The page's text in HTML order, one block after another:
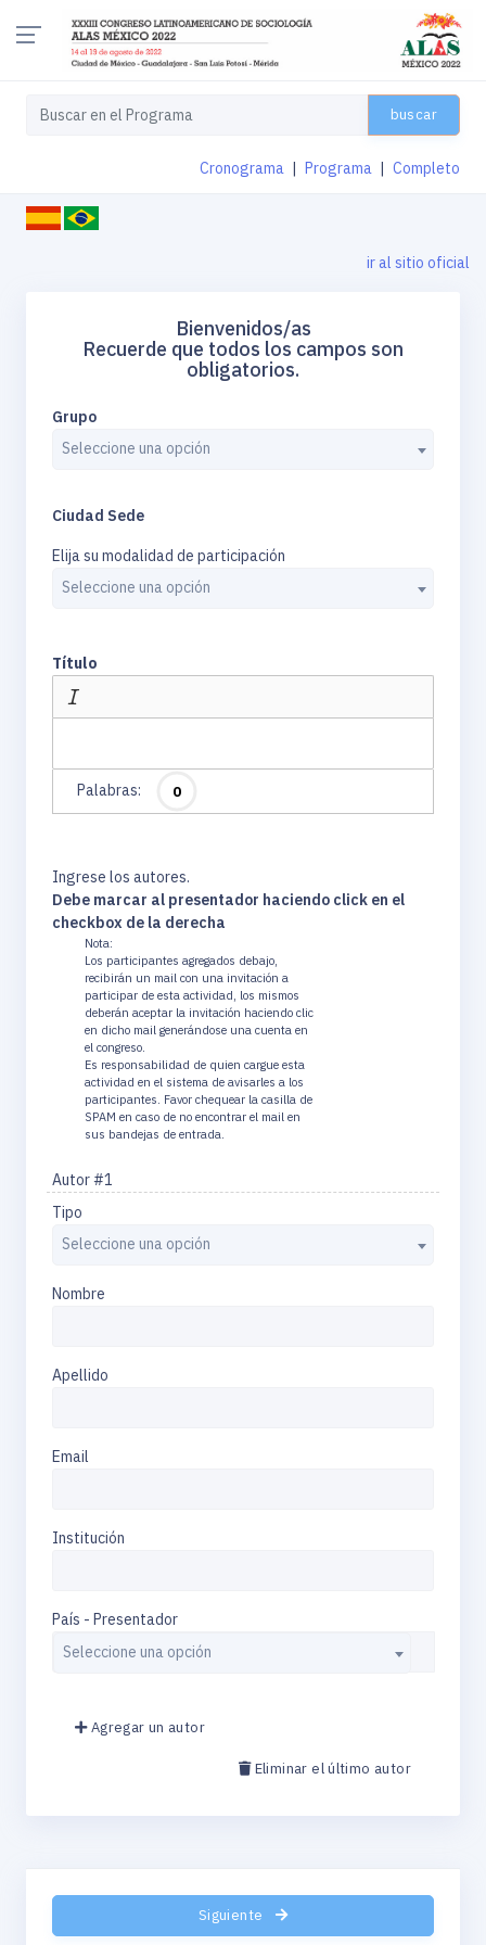
buscar
Cronograma Programa Completo
ir al sitio oficial
Bienvenidos/as
Recuerde que todos los campos son
obligatorios.
Grupo
Seleccione una opción
Ciudad Sede
Elija su modalidad de participación
Seleccione una opción
Título
Palabras: 0
Ingrese los autores.
Debe marcar al presentador haciendo click en el
checkbox de la derecha
Nota:
Los participantes agregados debajo,
recibirán un mail con una invitación a
participar de esta actividad, los mismos
deberán aceptar la invitación haciendo clic
en dicho mail generándose una cuenta en
el congreso.
Es responsabilidad de quien cargue esta
actividad en el sistema de avisarles a los
participantes. Favor chequear la casilla de
SPAM en caso de no encontrar el mail en
sus bandejas de entrada.
Autor #
Tipo
Seleccione una opción
Nombre
Apellido
Email
Institución
País - Presentador
Seleccione una opción
Agregar un autor
Eliminar el último autor
Siguiente